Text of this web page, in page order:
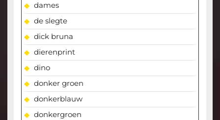
dames
de slegte
dick bruna
dierenprint
dino
donker groen
donkerblauw
donkergroen